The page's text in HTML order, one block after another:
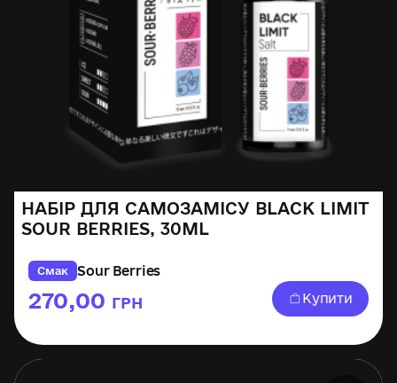
НАБІР ДЛЯ САМОЗАМІСУ BLACK LIMIT
SOUR BERRIES, 30ML
Смак Sour Berries
270,00 ГРН Купити